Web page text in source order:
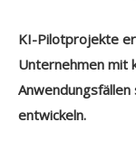
KI-Pilotprojekte
Unternehmen mit
entwickeln.